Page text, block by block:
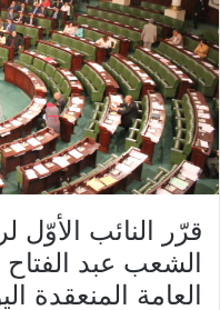
قرّر النائب
الشعب عبد